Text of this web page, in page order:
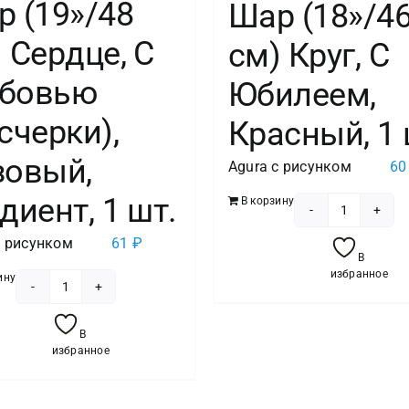
(19»/48
С
1 шт.
рисунком 61 ₽
товара
Шар
В
избранное
Шар (18»/
см) Круг, С
Юбилеем,
Красный, 1
Agura с рисунком 60
В корзину
товара
Шар
В
избранное